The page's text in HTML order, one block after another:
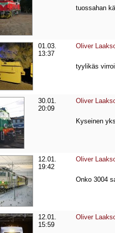
tuossahan
01.03.
13:37
Oliver
tyylikäs
30.01.
20:09
Oliver
Kyseinen
12.01.
19:42
Oliver
Onko 3004
12.01.
15:59
Oliver